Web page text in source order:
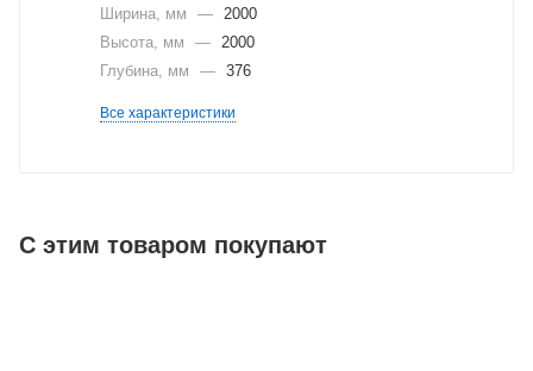
Ширина, мм
— 2000
Высота, мм
— 2000
Глубина, мм
— 376
Все характеристики
С этим товаром покупают